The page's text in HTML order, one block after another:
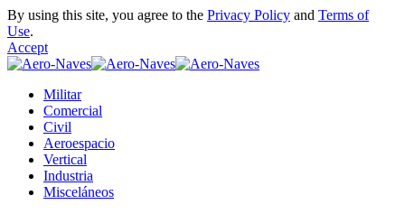
By using this site, you agree to the Privacy Policy and Terms of
Use.
Accept
Militar
Comercial
Civil
Aeroespacio
Vertical
Industria
Misceláneos